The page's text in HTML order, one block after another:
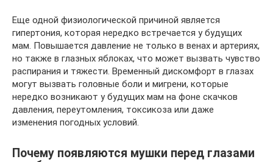
Еще одной физиологической причиной является
гипертония, которая нередко встречается у будущих
мам. Повышается давление не только в венах и артериях,
но также в глазных яблоках, что может вызвать чувство
распирания и тяжести. Временный дискомфорт в глазах
могут вызвать головные боли и мигрени, которые
нередко возникают у будущих мам на фоне скачков
давления, переутомления, токсикоза или даже
изменения погодных условий.
Почему появляются мушки перед глазами